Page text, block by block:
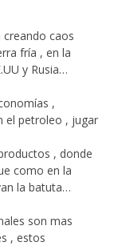
caos
fría , en la
y Rusia…
,
el petroleo , jugar
, donde
como en la
la batuta…
son mas
, estos